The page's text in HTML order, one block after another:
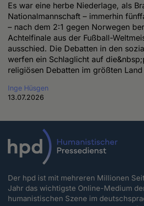
Es war eine herbe Niederlage, als
Nationalmannschaft – immerhin
– nach dem 2:1 gegen Norwegen
Achtelfinale aus der Fußball-
ausschied. Die Debatten in den
werfen ein Schlaglicht auf
religiösen Debatten im größten
Inge Hüsgen
13.07.2026
Der hpd ist mit mehreren Millionen
Jahr das wichtigste Online-Medium
humanistischen Szene im